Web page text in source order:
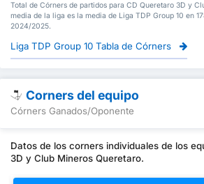
Total de Córners de partidos para CD Queretaro 3D y
media de la liga es la media de Liga TDP Group 10 en
2024/2025.
Liga TDP Group 10 Tabla de Córners
Corners del equipo
Córners Ganados/Oponente
Datos de los corners individuales de los
3D y Club Mineros Queretaro.